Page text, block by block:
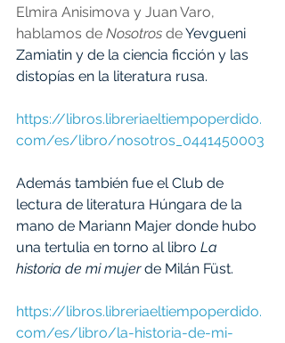
Elmira Anisimova y Juan Varo,
hablamos de Nosotros de Yevgueni
Zamiatin y de la ciencia ficción y las
distopías en la literatura rusa.
https://libros.libreriaeltiempoperdido.
com/es/libro/nosotros_0441450003
Además también fue el Club de
lectura de literatura Húngara de la
mano de Mariann Majer donde hubo
una tertulia en torno al libro La
historia de mi mujer de Milán Füst.
https://libros.libreriaeltiempoperdido.
com/es/libro/la-historia-de-mi-